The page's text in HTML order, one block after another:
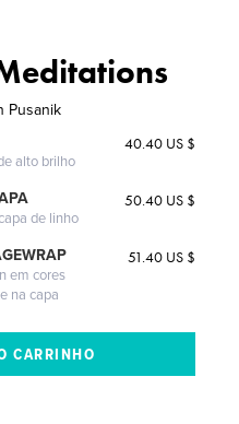
Pusanik
alto brilho
40.40 US $
de linho
50.40 US $
em cores
na capa
51.40 US $